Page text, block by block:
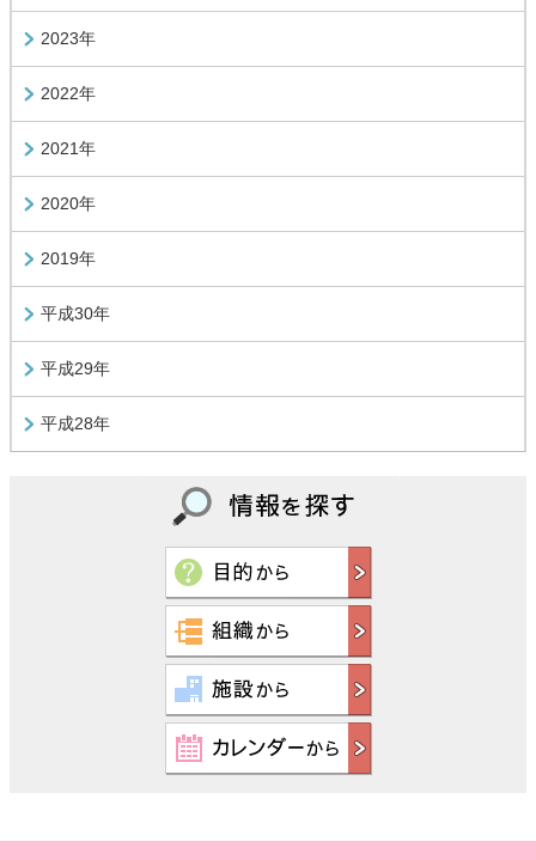
2023年
2022年
2021年
2020年
2019年
平成30年
平成29年
平成28年